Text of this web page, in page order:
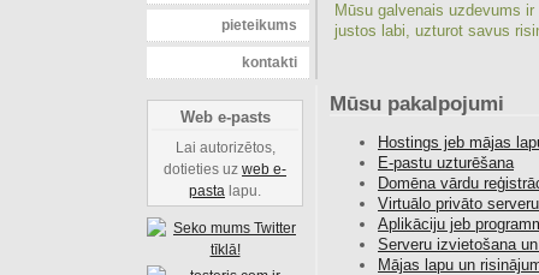
pieteikums
kontakti
Web e-pasts
Lai autorizētos,
dotieties uz web e-
pasta lapu.
Mūsu galvenais uzdevums
justos labi, uzturot savus
Mūsu pakalpojumi
Hostings jeb mājas
E-pastu uzturēšana
Domēna vārdu
Virtuālo privāto
Aplikāciju jeb
Serveru izvietošana
Mājas lapu un